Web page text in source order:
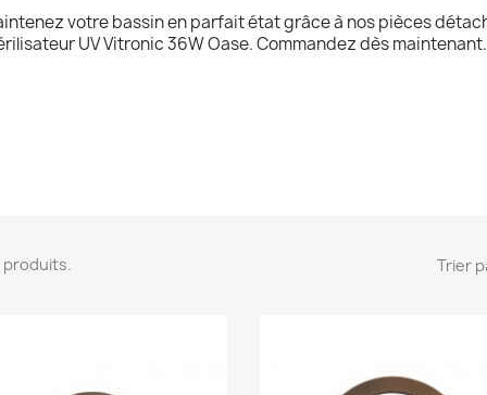
votre bassin en parfait état grâce à nos pièces
UV Vitronic 36W Oase. Commandez dès maintenant.
produits. Trier